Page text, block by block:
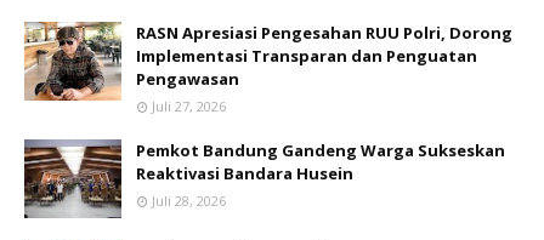
RASN Apresiasi Pengesahan RUU Polri, Dorong
Implementasi Transparan dan Penguatan
Pengawasan
Juli 27, 2026
Pemkot Bandung Gandeng Warga Sukseskan
Reaktivasi Bandara Husein
Juli 28, 2026